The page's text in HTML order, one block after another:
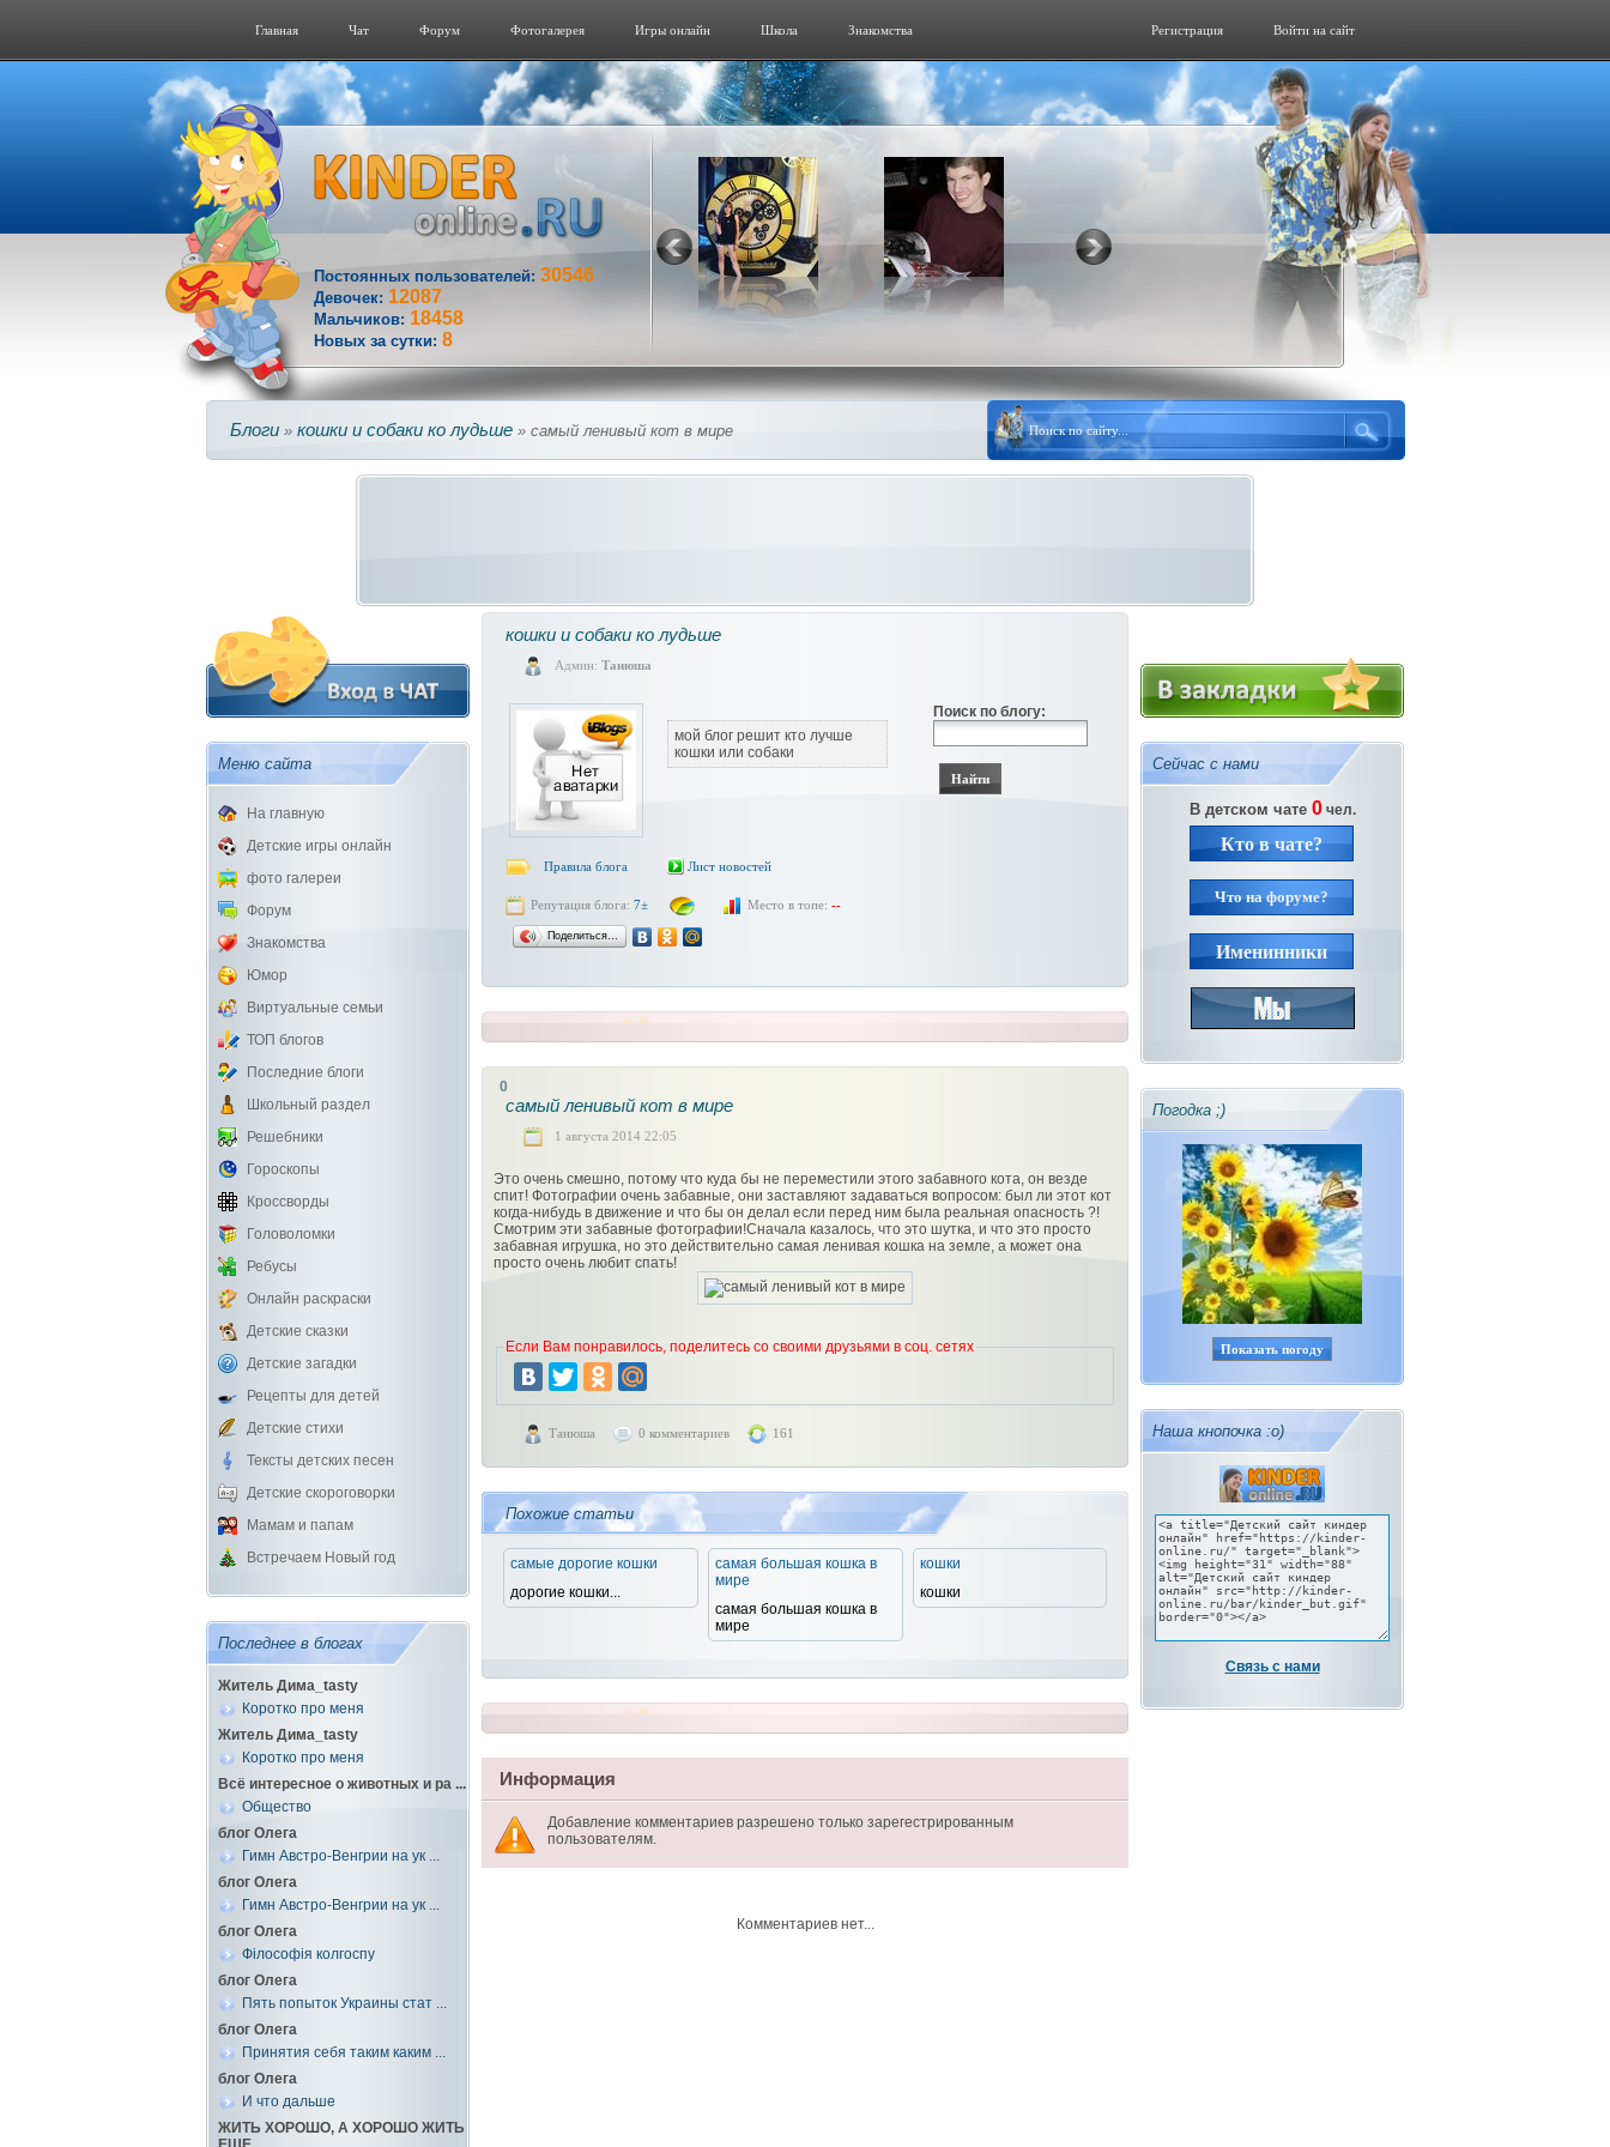
Главная Чат Форум Фотогалерeя Игры онлайн Школа Знакомства Войти на сайт
Регистрация
Постоянных пользователей: 30546
Девочек: 12087
Мальчиков: 18458
Новых за сутки: 8
Блоги » кошки и собаки ко лудьше » самый ленивый кот в мире
Меню сайта
На главную
Детские игры онлайн
фото галереи
Форум
Знакомства
Юмор
Виртуальные семьи
ТОП блогов
Последние блоги
Школьный раздел
Решебники
Гороскопы
Кроссворды
Головоломки
Ребусы
Онлайн раскраски
Детские сказки
Детские загадки
Рецепты для детей
Детские стихи
Тексты детских песен
Детские скороговорки
Мамам и папам
Встречаем Новый год
Последнее в блогах
Житель Дима_tasty
Коротко про меня
Житель Дима_tasty
Коротко про меня
Всё интересное о животных и ра ...
Общество
блог Олега
Гимн Австро-Венгрии на ук ...
блог Олега
Гимн Австро-Венгрии на ук ...
блог Олега
Філософія колгоспу
блог Олега
Пять попыток Украины стат ...
блог Олега
Принятия себя таким каким ...
блог Олега
И что дальше
ЖИТЬ ХОРОШО, А ХОРОШО ЖИТЬ
кошки и собаки ко лудьше
Админ: Танюша
мой блог решит кто лучше
кошки или собаки
Поиск по блогу:
Правила блога Лист новостей
Репутация блога: 7± Место в топе: --
Поделиться…
0
самый ленивый кот в мире
1 августа 2014 22:05
Это очень смешно, потому что куда бы не переместили этого забавного кота, он везде
спит! Фотографии очень забавные, они заставляют задаваться вопросом: был ли этот кот
когда-нибудь в движение и что бы он делал если перед ним была реальная опасность ?!
Смотрим эти забавные фотографии!Сначала казалось, что это шутка, и что это просто
забавная игрушка, но это действительно самая ленивая кошка на земле, а может она
просто очень любит спать!
Если Вам понравилось, поделитесь со своими друзьями в соц. сетях
Танюша 0 комментариев 161
Похожие статьи
самые дорогие кошки
дорогие кошки...
самая большая кошка в
мире
самая большая кошка в
мире
кошки
кошки
Информация
Добавление комментариев разрешено только зарегестрированным
пользователям.
Комментариев нет...
Сейчас с нами
В детском чате 0чел.
Кто в чате?
Что на форуме?
Именинники
Погодка ;)
Показать погоду
Наша кнопочка :о)
Связь с нами